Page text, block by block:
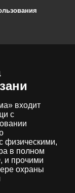
входит
с
физическими,
в полном
и прочими
охраны